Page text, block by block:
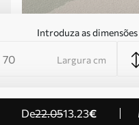
Introduza as
Largura cm
de22.0513.23€